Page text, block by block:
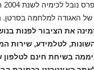
של האגודה למלחמה בסרטן.
את הציבור לפנות
לטלמידע, שירות